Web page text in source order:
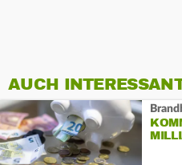
AUCH